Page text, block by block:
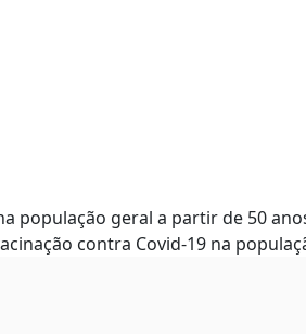
população geral a partir de 50
contra Covid-19 na